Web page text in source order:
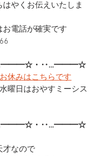
はやくお伝えいたしま
お電話が確実です
・‥…━━━☆
休みはこちらです
曜日はおやすミーシス
・‥…━━━☆
才なので